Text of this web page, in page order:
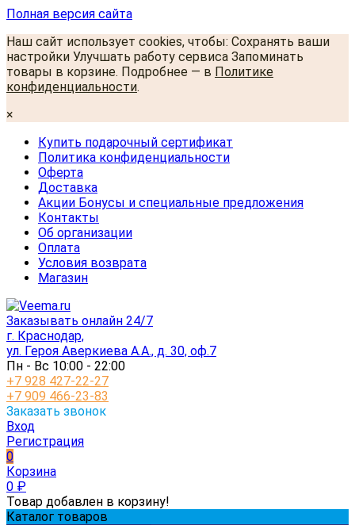
Полная версия сайта
Наш сайт использует cookies, чтобы: Сохранять ваши
настройки Улучшать работу сервиса Запоминать
товары в корзине. Подробнее — в Политике
конфиденциальности.
×
Купить подарочный сертификат
Политика конфиденциальности
Оферта
Доставка
Акции Бонусы и специальные предложения
Контакты
Об организации
Оплата
Условия возврата
Магазин
Заказывать онлайн 24/7
г. Краснодар,
ул. Героя Аверкиева А.А., д. 30, оф.7
Пн - Вс 10:00 - 22:00
+7 928 427-22-27
+7 909 466-23-83
Заказать звонок
Вход
Регистрация
0
Корзина
0 ₽
Товар добавлен в корзину!
Каталог товаров